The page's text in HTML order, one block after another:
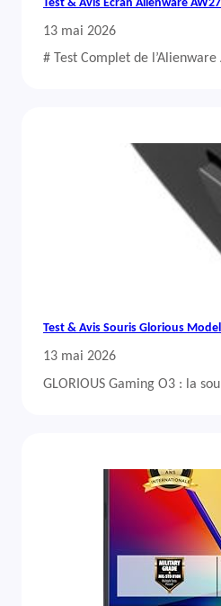
Test & Avis Écran Alienware
13 mai 2026
# Test Complet de
Test & Avis Souris Glorious
13 mai 2026
GLORIOUS Gaming O3 : la